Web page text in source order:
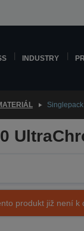
INDUSTRY
produkt již není